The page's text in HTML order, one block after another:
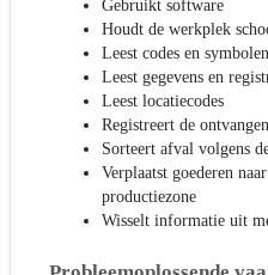
Gebruikt software
Houdt de werkplek
Leest codes en symbolen
Leest gegevens en
Leest locatiecodes
Registreert de
Sorteert afval volgens
Verplaatst goederen
productiezone
Wisselt informatie uit